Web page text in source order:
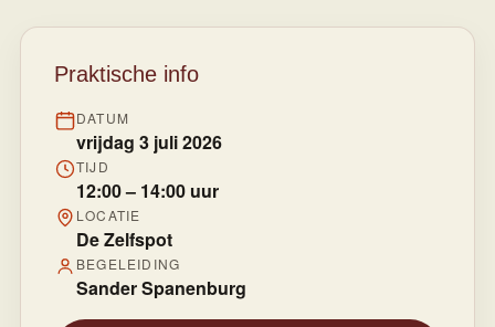
Praktische info
DATUM
vrijdag 3 juli 2026
TIJD
12:00 – 14:00 uur
LOCATIE
De Zelfspot
BEGELEIDING
Sander Spanenburg